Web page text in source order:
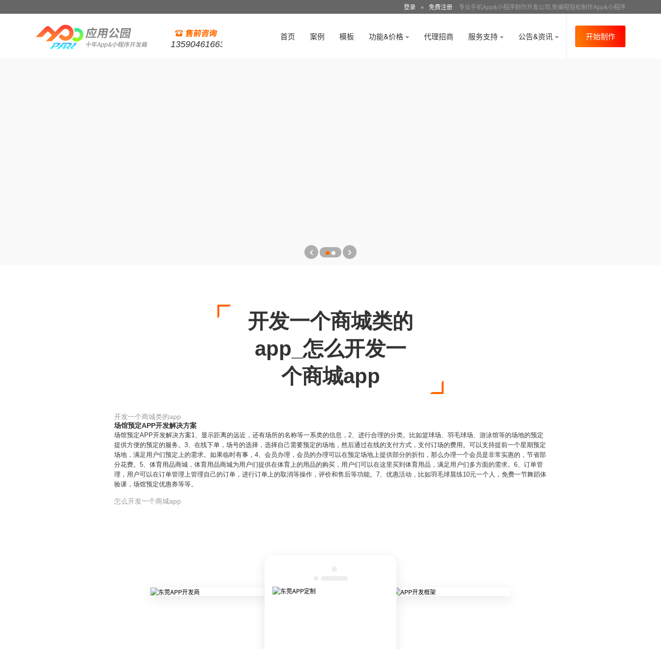
登录 ● 免费注册 专业手机App&小程序制作开发公司,免编程轻松制作App&小程序
13590461663
首页 案例 模板 功能&价格 代理招商 服务支持 公告&资讯 开始制作
开发一个商城类的
app_怎么开发一
个商城app
开发一个商城类的app
场馆预定APP开发解决方案
场馆预定APP开发解决方案1、显示距离的远近，还有场所的名称等一系类的信息，2、进行合理的分类。比如篮球场、羽毛球场、游泳馆等的场地的预定
提供方便的预定的服务。3、在线下单，场号的选择，选择自己需要预定的场地，然后通过在线的支付方式，支付订场的费用。可以支持提前一个星期预定
场地，满足用户们预定上的需求。如果临时有事，4、会员办理，会员的办理可以在预定场地上提供部分的折扣，那么办理一个会员是非常实惠的，节省部
分花费。5、体育用品商城，体育用品商城为用户们提供在体育上的用品的购买，用户们可以在这里买到体育用品，满足用户们多方面的需求。6、订单管
理，用户可以在订单管理上管理自己的订单，进行订单上的取消等操作，评价和售后等功能。7、优惠活动，比如羽毛球晨练10元一个人，免费一节舞蹈体
验课，场馆预定优惠券等等。
怎么开发一个商城app